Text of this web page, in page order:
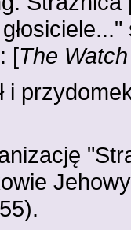
[The
i